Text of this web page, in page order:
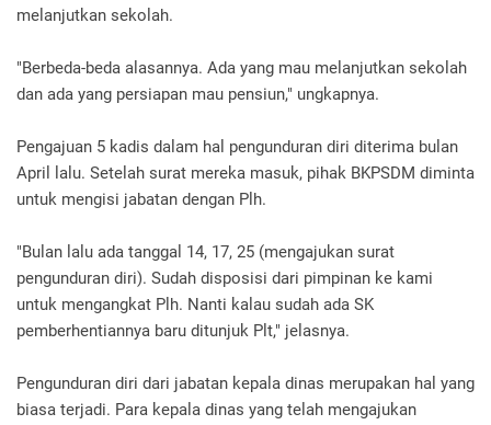
melanjutkan sekolah.
"Berbeda-beda alasannya. Ada yang mau melanjutkan sekolah
dan ada yang persiapan mau pensiun," ungkapnya.
Pengajuan 5 kadis dalam hal pengunduran diri diterima bulan
April lalu. Setelah surat mereka masuk, pihak BKPSDM diminta
untuk mengisi jabatan dengan Plh.
"Bulan lalu ada tanggal 14, 17, 25 (mengajukan surat
pengunduran diri). Sudah disposisi dari pimpinan ke kami
untuk mengangkat Plh. Nanti kalau sudah ada SK
pemberhentiannya baru ditunjuk Plt," jelasnya.
Pengunduran diri dari jabatan kepala dinas merupakan hal yang
biasa terjadi. Para kepala dinas yang telah mengajukan